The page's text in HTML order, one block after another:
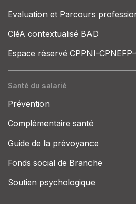
Evaluation et Parcours
CléA contextualisé BAD
Espace réservé CPPNI-CPNEFP-
Santé du salarié
Prévention
Complémentaire santé
Guide de la prévoyance
Fonds social de Branche
Soutien psychologique